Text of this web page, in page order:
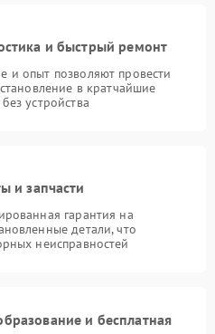
и быстрый ремонт
и опыт позволяют провести
в кратчайшие
устройства
и запчасти
гарантия на
детали, что
неисправностей
и бесплатная